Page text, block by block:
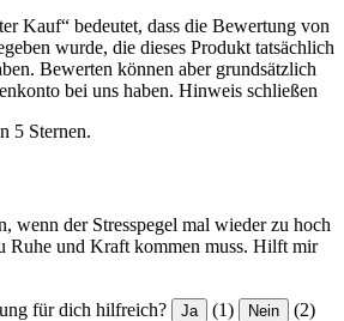
Kauf“ bedeutet, dass die Bewertung von
wurde, die dieses Produkt tatsächlich
Bewerten können aber grundsätzlich
bei uns haben. Hinweis schließen
5 Sternen.
wenn der Stresspegel mal wieder zu hoch
Ruhe und Kraft kommen muss. Hilft mir
für dich hilfreich? Ja (1) Nein (2)